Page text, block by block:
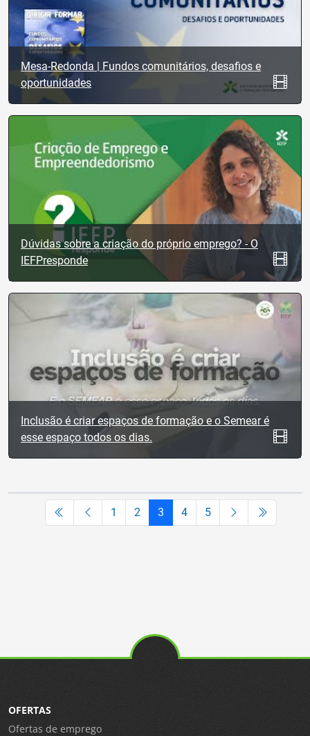
Mesa-Redonda | Fundos comunitários, desafios e
oportunidades
Dúvidas sobre a criação do próprio emprego? - O
IEFPresponde
Inclusão é criar espaços de formação e o Semear é
esse espaço todos os dias.
1 2 3 4 5
OFERTAS
Ofertas de emprego